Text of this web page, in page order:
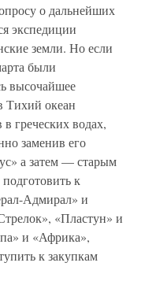
о дальнейших
экспедиции
земли. Но если
были
высочайшее
Тихий океан
греческих водах,
заменив его
а затем — старым
к
Адмирал» и
«Пластун» и
и «Африка»,
к закупкам